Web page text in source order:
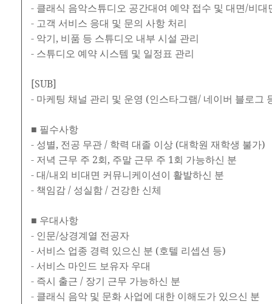
- 클래식 음악스튜디오 공간대여 예약 접수 및 대면/비대
- 고객 서비스 응대 및 문의 사항 처리
- 악기, 비품 등 스튜디오 내부 시설 관리
- 스튜디오 예약 시스템 및 일정표 관리
[SUB]
- 마케팅 채널 관리 및 운영 (인스타그램/ 네이버 블로그
■ 필수사항
- 성별, 전공 무관 / 학력 대졸 이상 (대학원 재학생 불가)
- 저녁 근무 주 2회, 주말 근무 주 1회 가능하신 분
- 대/내외 비대면 커뮤니케이션이 활발하신 분
- 책임감 / 성실함 / 건강한 신체
■ 우대사항
- 인문/상경계열 전공자
- 서비스 업종 경력 있으신 분 (호텔 리셉션 등)
- 서비스 마인드 보유자 우대
- 즉시 출근 / 장기 근무 가능하신 분
- 클래식 음악 및 문화 사업에 대한 이해도가 있으신 분